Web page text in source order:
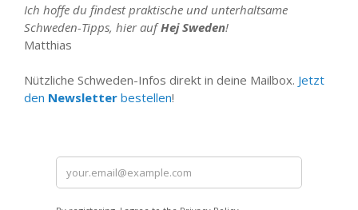
Ich hoffe du findest praktische und unterhaltsame
Schweden-Tipps, hier aufHej Sweden!
Matthias
Nützliche Schweden-Infos direkt in deine Mailbox. Jetzt
den Newsletter bestellen!